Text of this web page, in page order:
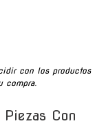
con los productos
compra.
Con